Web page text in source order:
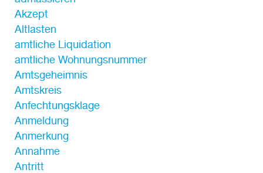
Akzept
Altlasten
amtliche Liquidation
amtliche Wohnungsnummer
Amtsgeheimnis
Amtskreis
Anfechtungsklage
Anmeldung
Anmerkung
Annahme
Antritt